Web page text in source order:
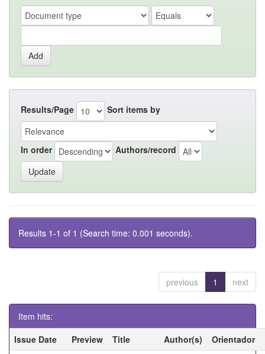
Results/Page Sort items by
In order Authors/record
Results 1-1 of 1 (Search time: 0.001 seconds).
previous 1 next
Item hits:
Issue Date
Preview Title Author(s) Orientador